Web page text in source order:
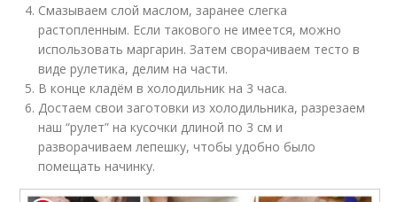
Смазываем слой маслом, заранее слегка
растопленным. Если такового не имеется, можно
использовать маргарин. Затем сворачиваем тесто в
виде рулетика, делим на части.
В конце кладём в холодильник на 3 часа.
Достаем свои заготовки из холодильника, разрезаем
наш “рулет” на кусочки длиной по 3 см и
разворачиваем лепешку, чтобы удобно было
помещать начинку.